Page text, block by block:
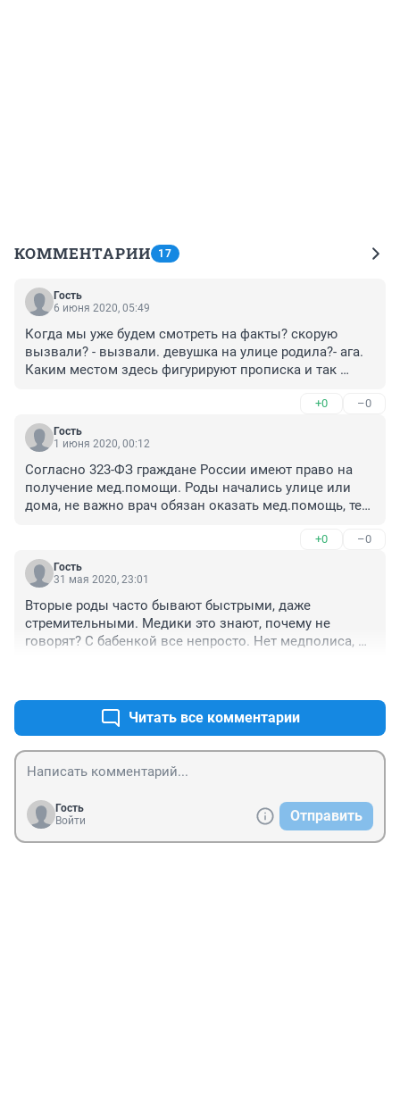
КОММЕНТАРИИ 17
Гость
6 июня 2020, 05:49
Когда мы уже будем смотреть на факты? скорую
вызвали? - вызвали. девушка на улице родила?- ага.
Каким местом здесь фигурируют прописка и так
учете а завтра родить на камчатке... женщина родила
во дворе!!! это просто в голове не укладывается!!! где
скорая была?
+0 –0
Гость
1 июня 2020, 00:12
Согласно 323-ФЗ граждане России имеют право на
получение мед.помощи. Роды начались улице или
дома, не важно врач обязан оказать мед.помощь, тем
случайно увидевшие такую историю. Не надо
нападать на роженицу. Она нуждалась в мед.помощи,
а не в оценке ее личности и действий. Пусть каждый
здоровья.
+0 –0
Гость
31 мая 2020, 23:01
Вторые роды часто бывают быстрыми, даже
стремительными. Медики это знают, почему не
говорят? С бабенкой все непросто. Нет медполиса,
Читать все комментарии
Гость
Войти
Отправить